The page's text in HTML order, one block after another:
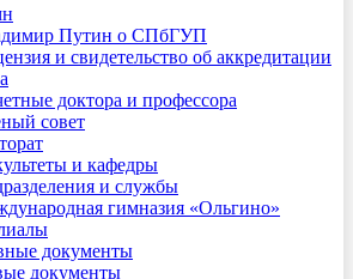
Путин о СПбГУП
и свидетельство об аккредитации
доктора и профессора
совет
и кафедры
и службы
гимназия «Ольгино»
документы
документы